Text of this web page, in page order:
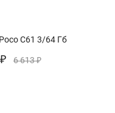
C61 3/64 Гб
₽ 6 613₽